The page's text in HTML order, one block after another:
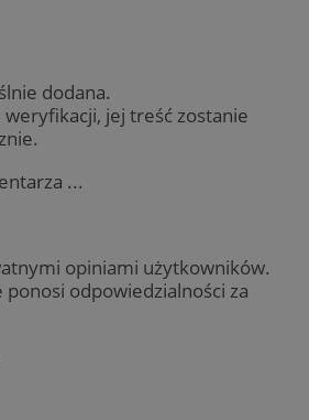
dodana.
jej treść zostanie
...
opiniami użytkowników.
odpowiedzialności za